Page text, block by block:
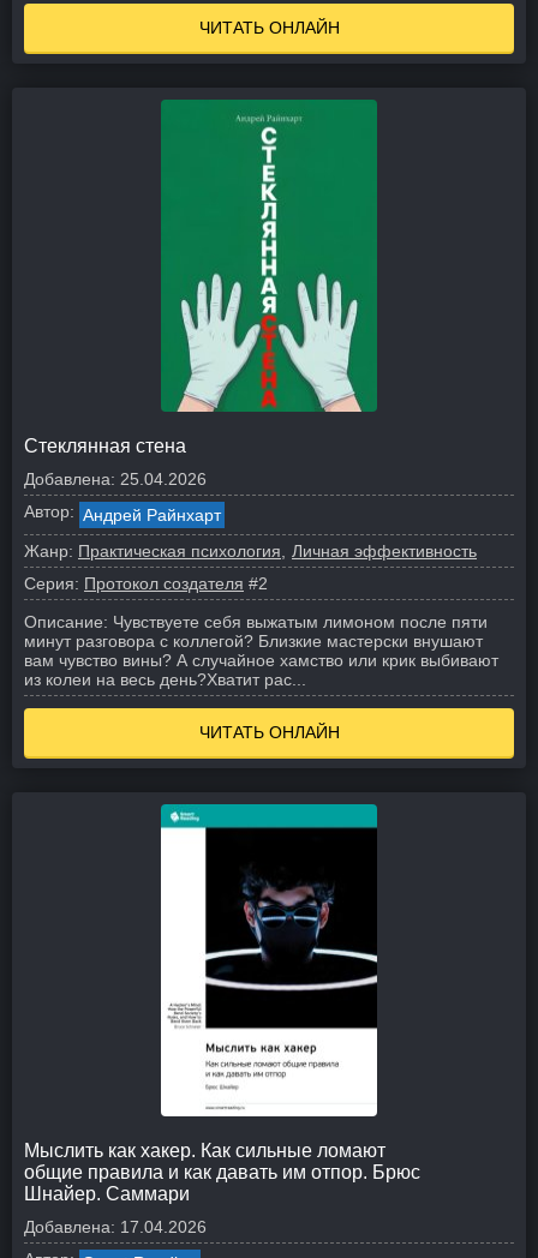
ЧИТАТЬ ОНЛАЙН
Стеклянная стена
Добавлена: 25.04.2026
Автор: Андрей Райнхарт
Жанр: Практическая психология
Личная эффективность
Серия: Протокол создателя #2
Описание: Чувствуете себя выжатым лимоном после пяти
минут разговора с коллегой? Близкие мастерски внушают
вам чувство вины? А случайное хамство или крик выбивают
из колеи на весь день?Хватит рас...
ЧИТАТЬ ОНЛАЙН
Мыслить как хакер. Как сильные ломают
общие правила и как давать им отпор. Брюс
Шнайер. Саммари
Добавлена: 17.04.2026